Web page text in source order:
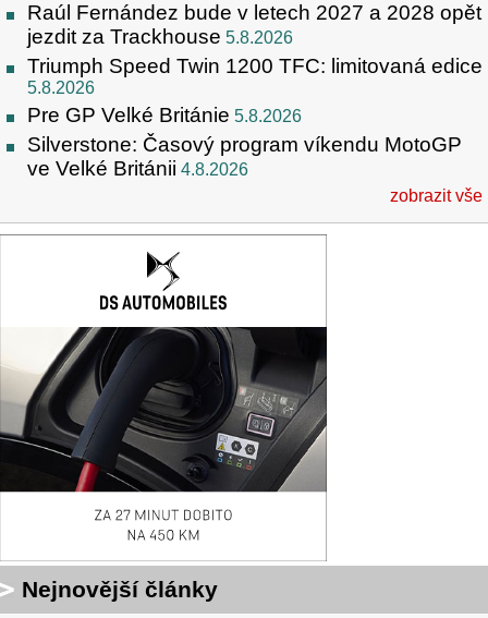
Raúl Fernández bude v letech 2027 a 2028 opět
jezdit za Trackhouse 5.8.2026
Triumph Speed Twin 1200 TFC: limitovaná edice
5.8.2026
Pre GP Velké Británie 5.8.2026
Silverstone: Časový program víkendu MotoGP
ve Velké Británii 4.8.2026
zobrazit vše
Nejnovější články